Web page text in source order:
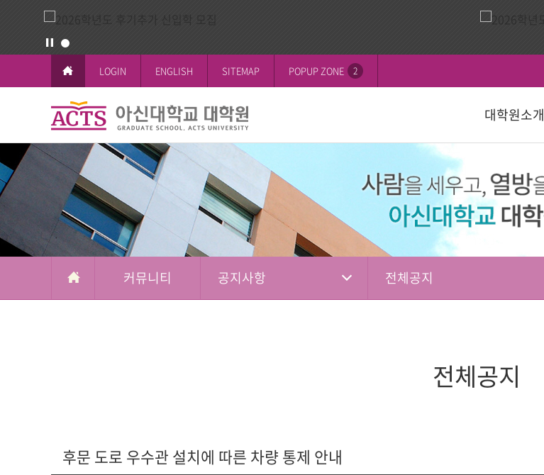
LOGIN ENGLISH SITEMAP POPUP ZONE 2
대학원소개
교육이념과 비전
공지사항 모집요강
일반대학원
신학대학원
선교대학원
교육대학원
상담대학원
다문화교육복지대학원
일반대학원
철학박사(Ph.D.)
신학박사(Th.D.)
석박사통합과정
석사과정
신학대학원
성경강해학(Th.M.)
목회학석사
문학석사
학사일정 학칙 및 규정
시험 및 성적안내 장학안내
논문작성안내 논문심사일정
공지사항
전체공지
일반대학원
신학대학원
선교대학원
교육대학원
상담대학원
묻고답하기
뮤
니
티
커뮤니티 공지사항 전체공지
전체공지
후문 도로 우수관 설치에 따른 차량 통제 안내